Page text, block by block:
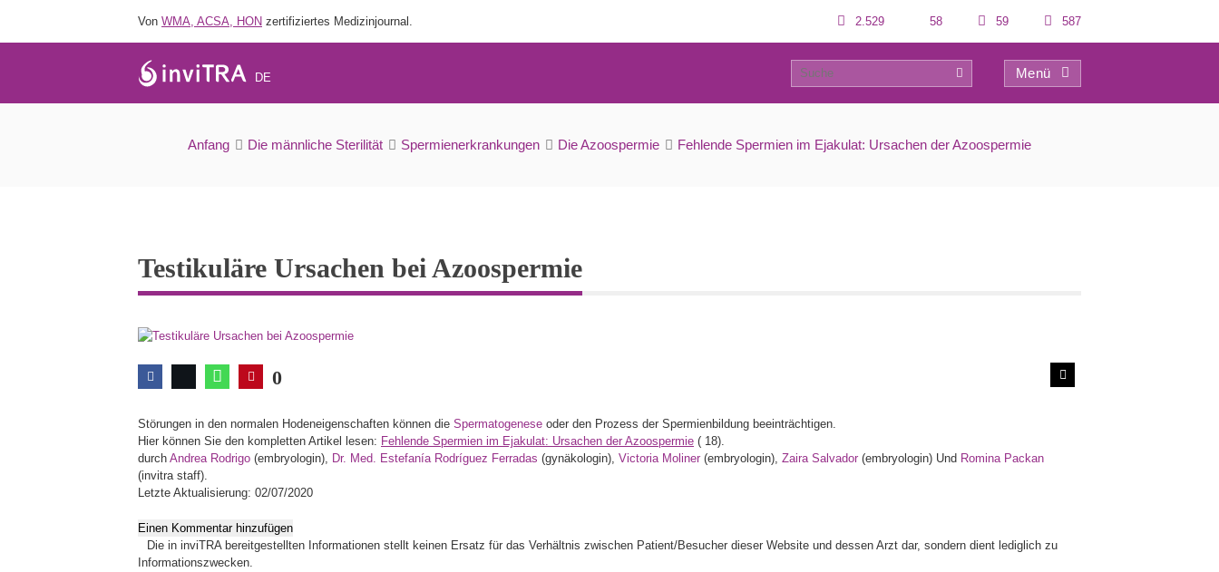
Von WMA, ACSA, HON zertifiziertes Medizinjournal. 2.529 58 59 587
DE
Menü
Testikuläre Ursachen bei Azoospermie
0 0
Anfang Die männliche Sterilität Spermienerkrankungen Die Azoospermie Fehlende Spermien im Ejakulat: Ursachen der Azoospermie
Testikuläre Ursachen bei Azoospermie
0
Störungen in den normalen Hodeneigenschaften können die Spermatogenese oder den Prozess der Spermienbildung beeinträchtigen.
Hier können Sie den kompletten Artikel lesen: Fehlende Spermien im Ejakulat: Ursachen der Azoospermie ( 18).
durch Andrea Rodrigo (embryologin), Dr. Med. Estefanía Rodríguez Ferradas (gynäkologin), Victoria Moliner (embryologin), Zaira Salvador (embryologin) Und Romina Packan
(invitra staff).
Letzte Aktualisierung: 02/07/2020
Einen Kommentar hinzufügen
Die in inviTRA bereitgestellten Informationen stellt keinen Ersatz für das Verhältnis zwischen Patient/Besucher dieser Website und dessen Arzt dar, sondern dient lediglich zu
Informationszwecken.